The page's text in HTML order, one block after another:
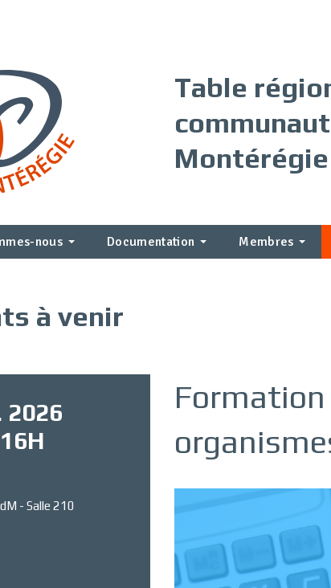
Table
Montérégie
nous Documentation Membres
à venir
2026
- Salle 210